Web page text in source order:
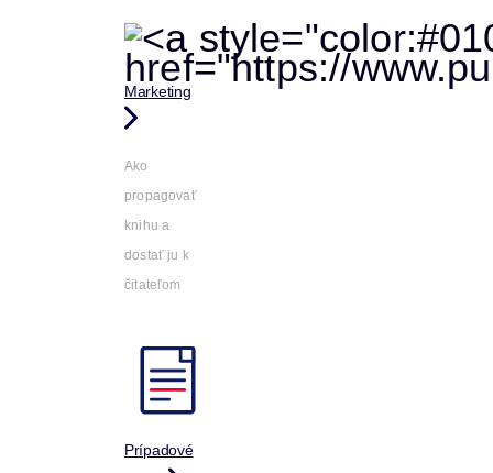
Marketing
Ako
propagovať
knihu a
dostať ju k
čitateľom
Prípadové